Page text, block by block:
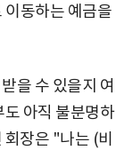
동하는 예금을
을 수 있을지 여
아직 불분명하
장은 "나는 (비